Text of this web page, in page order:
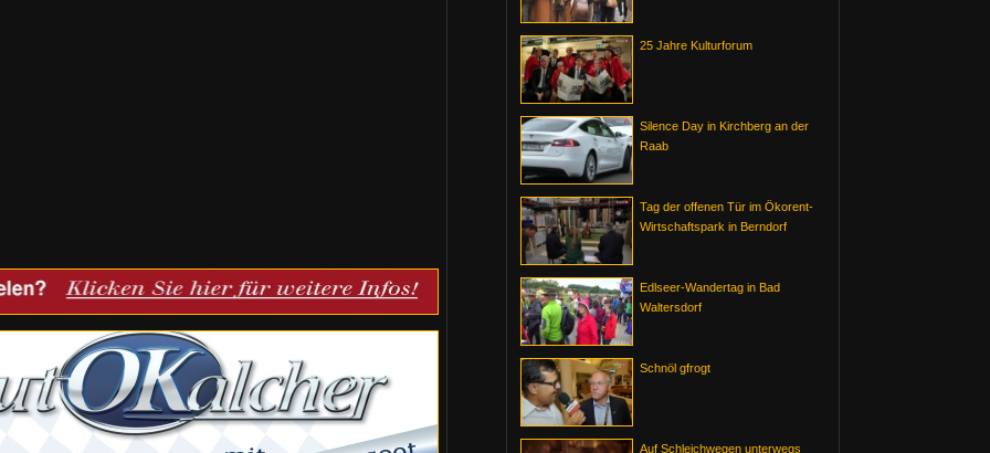
25 Jahre Kulturforum
Silence Day in Kirchberg an der
Raab
Tag der offenen Tür im Ökorent-
Wirtschaftspark in Berndorf
Edlseer-Wandertag in Bad
Waltersdorf
Schnöl gfrogt
Auf Schleichwegen unterwegs